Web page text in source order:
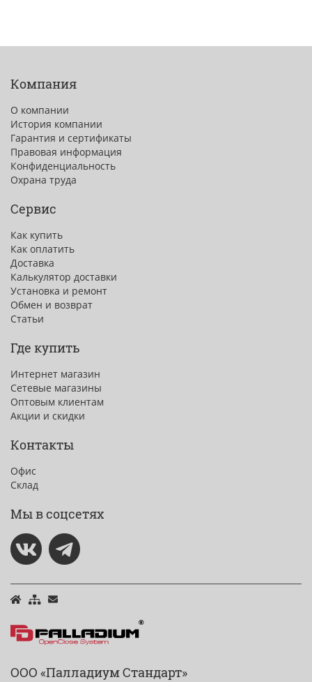
Компания
О компании
История компании
Гарантия и сертификаты
Правовая информация
Конфиденциальность
Охрана труда
Сервис
Как купить
Как оплатить
Доставка
Калькулятор доставки
Установка и ремонт
Обмен и возврат
Статьи
Где купить
Интернет магазин
Сетевые магазины
Оптовым клиентам
Акции и скидки
Контакты
Офис
Склад
Мы в соцсетях
ООО «Палладиум Стандарт»